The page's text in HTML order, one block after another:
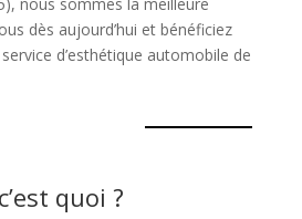
nous sommes la meilleure
dès aujourd’hui et bénéficiez
d’esthétique automobile de
quoi ?